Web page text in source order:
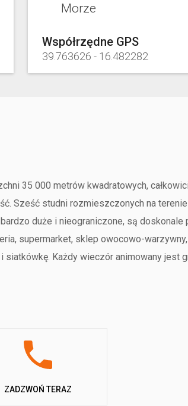
Morze
Współrzędne GPS
39.763626 - 16.482282
35 000 metrów kwadratowych,
Sześć studni rozmieszczonych na
duże i nieograniczone, są doskonale
supermarket, sklep owocowo-
Każdy wieczór animowany jest
ZADZWOŃ TERAZ